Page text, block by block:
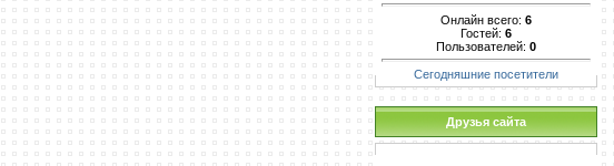
Онлайн всего: 6
Гостей: 6
Пользователей: 0
Сегодняшние посетители
Друзья сайта